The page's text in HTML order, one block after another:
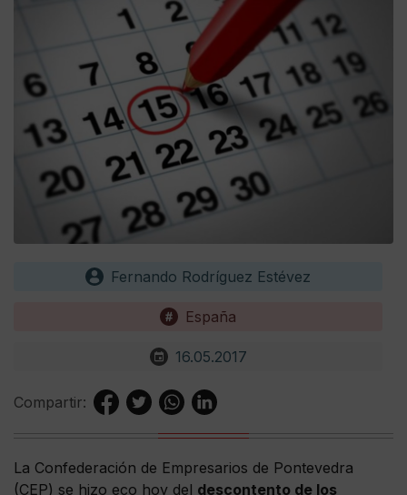
Fernando Rodríguez Estévez
España
16.05.2017
Compartir:
La Confederación de Empresarios de Pontevedra
(CEP) se hizo eco hoy del descontento de los